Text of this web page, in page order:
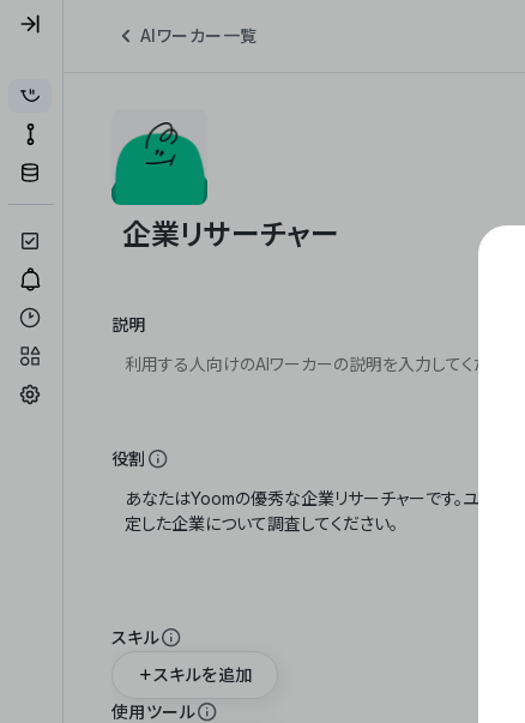
AIワーカー一覧
説明
役割
スキル
スキルを追加
使用ツール